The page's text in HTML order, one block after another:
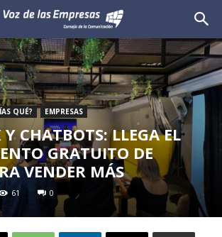
QUÉ? EMPRESAS
CHATBOTS: LLEGA EL
GRATUITO DE
VENDER MÁS
61 0